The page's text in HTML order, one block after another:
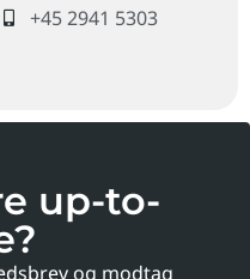
+45 2941 5303
up-to-
og modtag